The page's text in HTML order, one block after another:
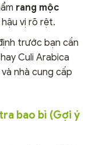
rang mộc
vị rõ rệt.
trước bạn cần
Culi Arabica
nhà cung cấp
bao bì (Gợi ý